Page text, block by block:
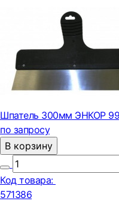
Шпатель 300мм ЭНКОР
по запросу
В корзину
Код товара:
571386